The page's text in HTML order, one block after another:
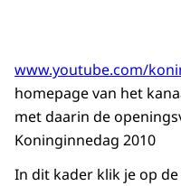
www.youtube.com/
homepage van het
met daarin de
Koninginnedag 2010
In dit kader klik je op